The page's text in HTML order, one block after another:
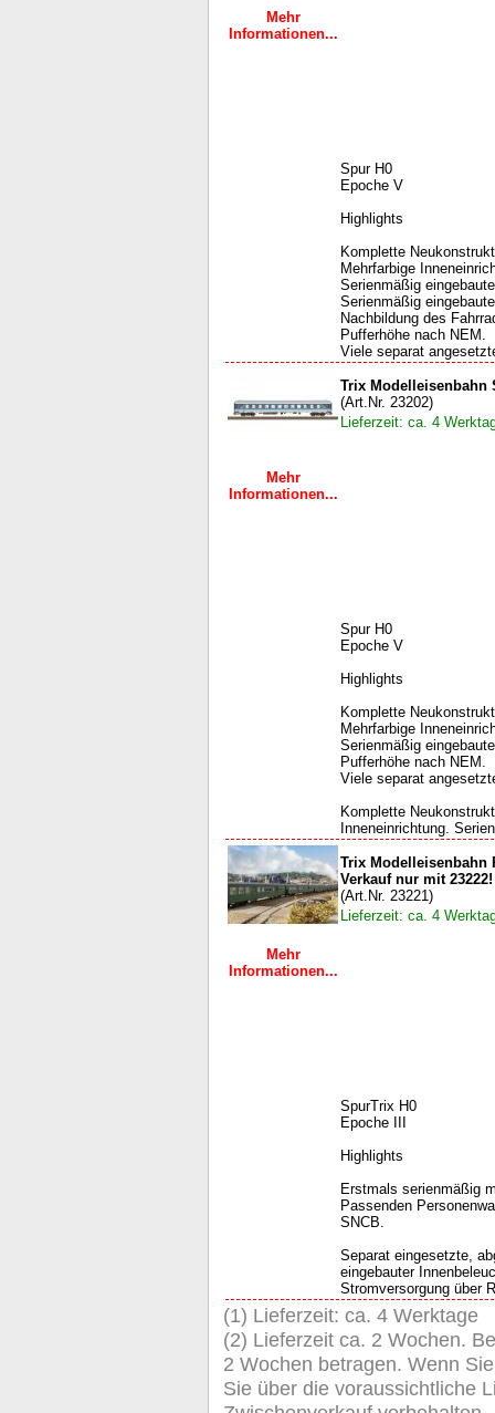
Mehr
Informationen...
Spur H0
Epoche V
Highlights
Komplette
Mehrfarbige
Serienmäßig
Serienmäßig
Nachbildung des
Pufferhöhe nach NEM.
Viele separat
Mehr
Informationen...
Trix Modelleisenbahn
(Art.Nr. 23202)
Lieferzeit: ca. 4
Spur H0
Epoche V
Highlights
Komplette
Mehrfarbige
Serienmäßig
Pufferhöhe nach NEM.
Viele separat
Komplette
Inneneinrichtung.
Mehr
Informationen...
Trix Modelleisenbahn
Verkauf nur mit 23222!
(Art.Nr. 23221)
Lieferzeit: ca. 4
SpurTrix H0
Epoche III
Highlights
Erstmals serienmäßig
Passenden
SNCB.
Separat eingesetzte,
eingebauter
Stromversorgung über
(1) Lieferzeit: ca. 4 Werktage
(2) Lieferzeit ca. 2 Wochen.
2 Wochen betragen. Wenn
Sie über die voraussichtliche